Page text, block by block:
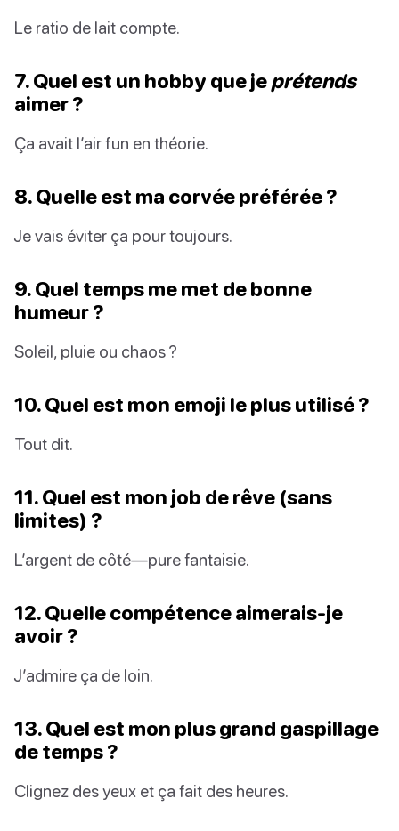
Le ratio de lait compte.
7. Quel est un hobby que jeprétends
aimer ?
Ça avait l’air fun en théorie.
8. Quelle est ma corvée préférée ?
Je vais éviter ça pour toujours.
9. Quel temps me met de bonne
humeur ?
Soleil, pluie ou chaos ?
10. Quel est mon emoji le plus utilisé ?
Tout dit.
11. Quel est mon job de rêve (sans
limites) ?
L’argent de côté—pure fantaisie.
12. Quelle compétence aimerais-je
avoir ?
J’admire ça de loin.
13. Quel est mon plus grand gaspillage
de temps ?
Clignez des yeux et ça fait des heures.